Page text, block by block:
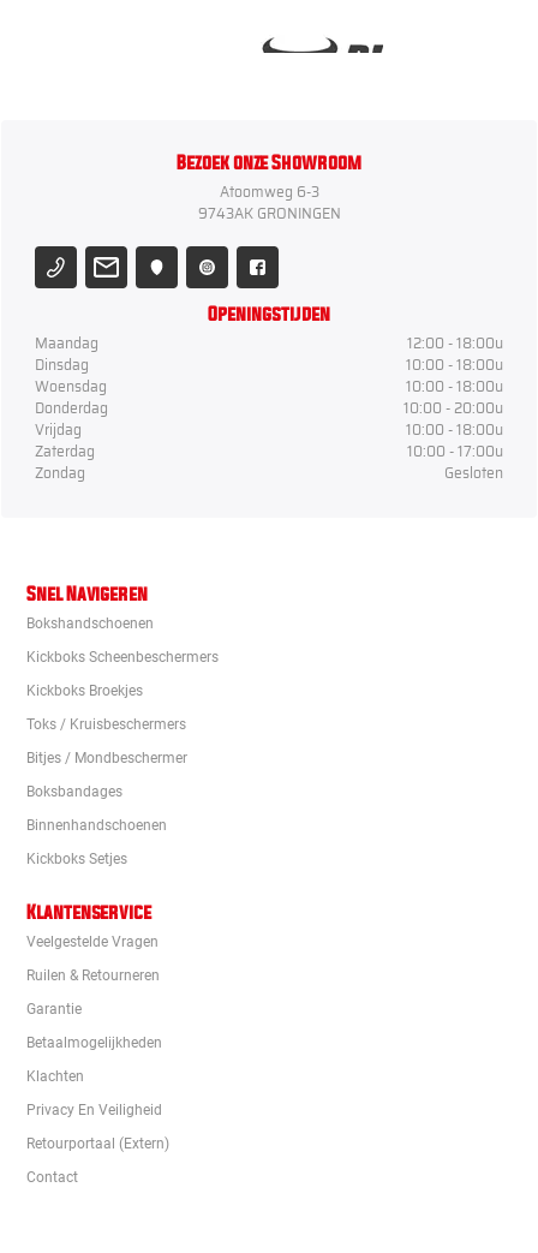
Bezoek onze Showroom
Atoomweg 6-3
9743AK GRONINGEN
Openingstijden
Maandag
12:00 - 18:00u
Dinsdag
10:00 - 18:00u
Woensdag
10:00 - 18:00u
Donderdag
10:00 - 20:00u
Vrijdag
10:00 - 18:00u
Zaterdag
10:00 - 17:00u
Zondag
Gesloten
Snel Navigeren
Bokshandschoenen
Kickboks Scheenbeschermers
Kickboks Broekjes
Toks / Kruisbeschermers
Bitjes / Mondbeschermer
Boksbandages
Binnenhandschoenen
Kickboks Setjes
Klantenservice
Veelgestelde Vragen
Ruilen & Retourneren
Garantie
Betaalmogelijkheden
Klachten
Privacy En Veiligheid
Retourportaal (extern)
Contact